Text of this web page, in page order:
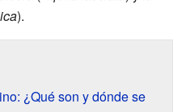
).
¿Qué son y dónde se